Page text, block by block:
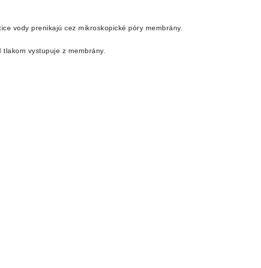
vody prenikajú cez mikroskopické póry membrány.
vystupuje z membrány.